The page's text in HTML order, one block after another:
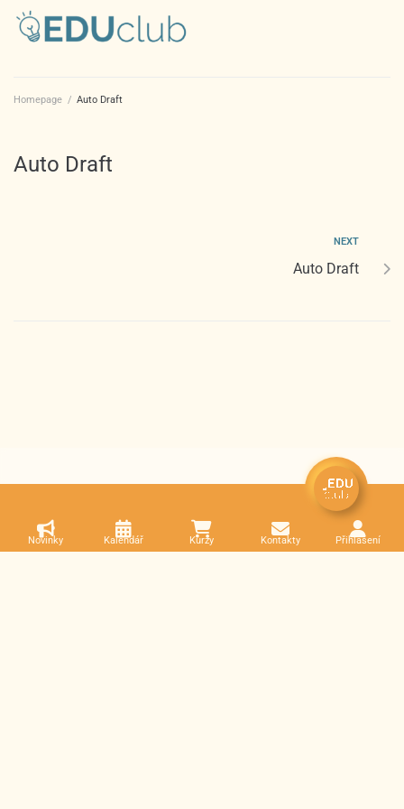
Homepage / Auto Draft
Auto Draft
NEXT
Auto Draft
Novinky Kalendář Kurzy Kontakty Přihlášení